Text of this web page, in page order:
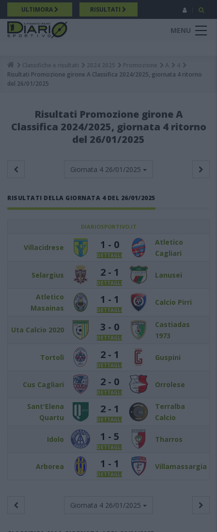
Salta
al
contenuto
principale
ULTIMORA RISULTATI
MENU
Breadcrumb
Classifiche e risultati 2024 2025 Promozione A
4
Risultati Promozione girone A Classifica 2024/2025, giornata 4 ritorno
del 26/01/2025
Risultati Promozione girone A
Classifica 2024/2025, giornata 4 ritorno
del 26/01/2025
Giornata 4 26/01/2025
RISULTATI DELLA GIORNATA 4 DEL 26/01/2025
DIARIOSPORTIVO.IT
Villacidrese 1 - 0
DETTAGLI
Atletico
Cagliari
Selargius 2 - 1
DETTAGLI
Lanusei
Atletico
Masainas
1 - 1
DETTAGLI
Calcio Pirri
Uta Calcio 2020 3 - 0
DETTAGLI
Castiadas
1973
Tortolì 2 - 1
DETTAGLI
Guspini
Cus Cagliari 2 - 0
DETTAGLI
Orrolese
Sant'Elena
Quartu
2 - 1
DETTAGLI
Terralba
Calcio
Idolo 1 - 5
DETTAGLI
Tharros
Arborea 1 - 1
DETTAGLI
Villamassargia
Giornata 4 26/01/2025